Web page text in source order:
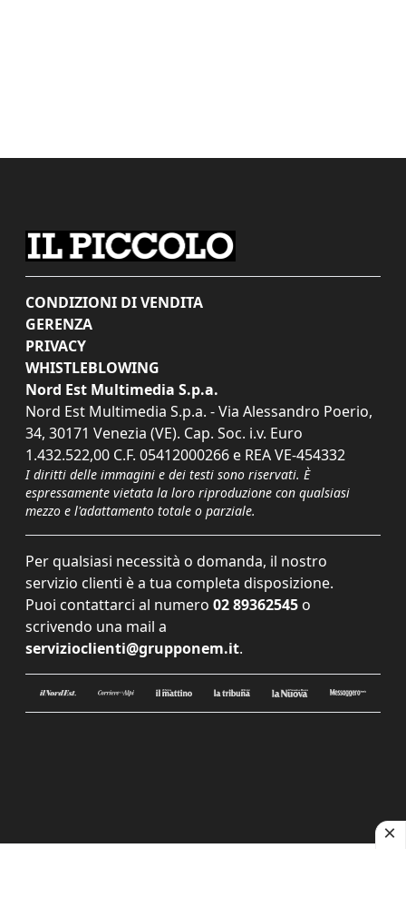
CONDIZIONI DI VENDITA
GERENZA
PRIVACY
WHISTLEBLOWING
Nord Est Multimedia S.p.a.
Nord Est Multimedia S.p.a. - Via Alessandro Poerio,
34, 30171 Venezia (VE). Cap. Soc. i.v. Euro
1.432.522,00 C.F. 05412000266 e REA VE-454332
I diritti delle immagini e dei testi sono riservati. È
espressamente vietata la loro riproduzione con qualsiasi
mezzo e l'adattamento totale o parziale.
Per qualsiasi necessità o domanda, il nostro
servizio clienti è a tua completa disposizione.
Puoi contattarci al numero 02 89362545 o
scrivendo una mail a
servizioclienti@grupponem.it.